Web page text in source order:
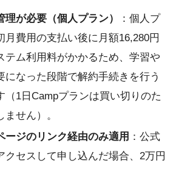
理が必要（個人プラン）
：個人プ
月費用の支払い後に月額16,280円
テム利用料がかかるため、学習や
になった段階で解約手続きを行う
（1日Campプランは買い切りのた
せん）。
ージのリンク経由のみ適用 ：公式
クセスして申し込んだ場合、2万円